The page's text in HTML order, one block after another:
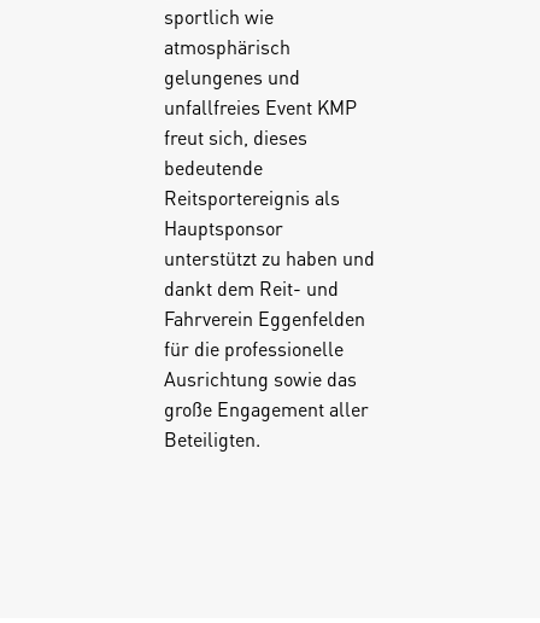
sportlich wie
atmosphärisch
gelungenes und
unfallfreies Event KMP
freut sich, dieses
bedeutende
Reitsportereignis als
Hauptsponsor
unterstützt zu haben und
dankt dem Reit- und
Fahrverein Eggenfelden
für die professionelle
Ausrichtung sowie das
große Engagement aller
Beteiligten.